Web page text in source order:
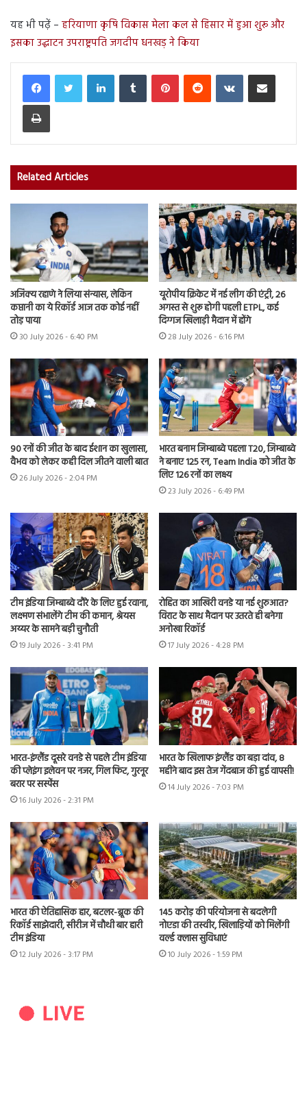
यह भी पढ़ें – हरियाणा कृषि विकास मेला कल से हिसार में हुआ शुरू और
इसका उद्घाटन उपराष्ट्रपति जगदीप धनखड़ ने किया
LinkedInTumblr PinterestReddit VKontakteShare via Email
Print
Related Articles
अजिंक्य रहाणे ने लिया संन्यास, लेकिन
कप्तानी का ये रिकॉर्ड आज तक कोई नहीं
तोड़ पाया
30 July 2026 - 6:40 PM
यूरोपीय क्रिकेट में नई लीग की एंट्री, 26
अगस्त से शुरू होगी पहली ETPL, कई
दिग्गज खिलाड़ी मैदान में होंगे
28 July 2026 - 6:16 PM
90 रनों की जीत के बाद ईशान का खुलासा,
वैभव को लेकर कही दिल जीतने वाली बात
26 July 2026 - 2:04 PM
भारत बनाम जिम्बाब्वे पहला T20, जिम्बाब्वे
ने बनाए 125 रन, Team India को जीत के
लिए 126 रनों का लक्ष्य
23 July 2026 - 6:49 PM
टीम इंडिया जिम्बाब्वे दौरे के लिए हुई रवाना,
लक्ष्मण संभालेंगे टीम की कमान, श्रेयस
अय्यर के सामने बड़ी चुनौती
19 July 2026 - 3:41 PM
रोहित का आखिरी वनडे या नई शुरुआत?
विराट के साथ मैदान पर उतरते ही बनेगा
अनोखा रिकॉर्ड
17 July 2026 - 4:28 PM
भारत-इंग्लैंड दूसरे वनडे से पहले टीम इंडिया
की प्लेइंग इलेवन पर नजर, गिल फिट, गुरनूर
बरार पर सस्पेंस
16 July 2026 - 2:31 PM
भारत के खिलाफ इंग्लैंड का बड़ा दांव, 8
महीने बाद इस तेज गेंदबाज की हुई वापसी!
14 July 2026 - 7:03 PM
भारत की ऐतिहासिक हार, बटलर-ब्रूक की
रिकॉर्ड साझेदारी, सीरीज में चौथी बार हारी
टीम इंडिया
12 July 2026 - 3:17 PM
145 करोड़ की परियोजना से बदलेगी
नोएडा की तस्वीर, खिलाड़ियों को मिलेंगी
वर्ल्ड क्लास सुविधाएं
10 July 2026 - 1:59 PM